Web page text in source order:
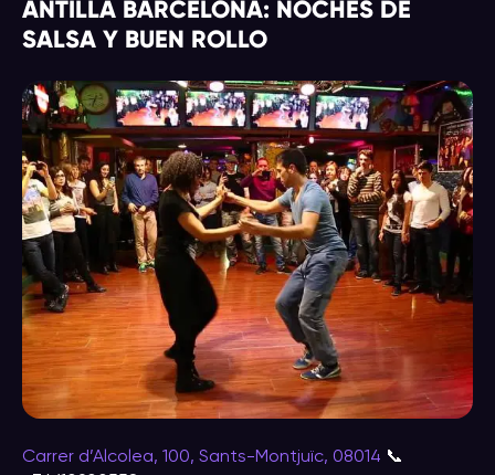
ANTILLA BARCELONA: NOCHES DE
SALSA Y BUEN ROLLO
Carrer d’Alcolea, 100, Sants-Montjuïc, 08014 📞